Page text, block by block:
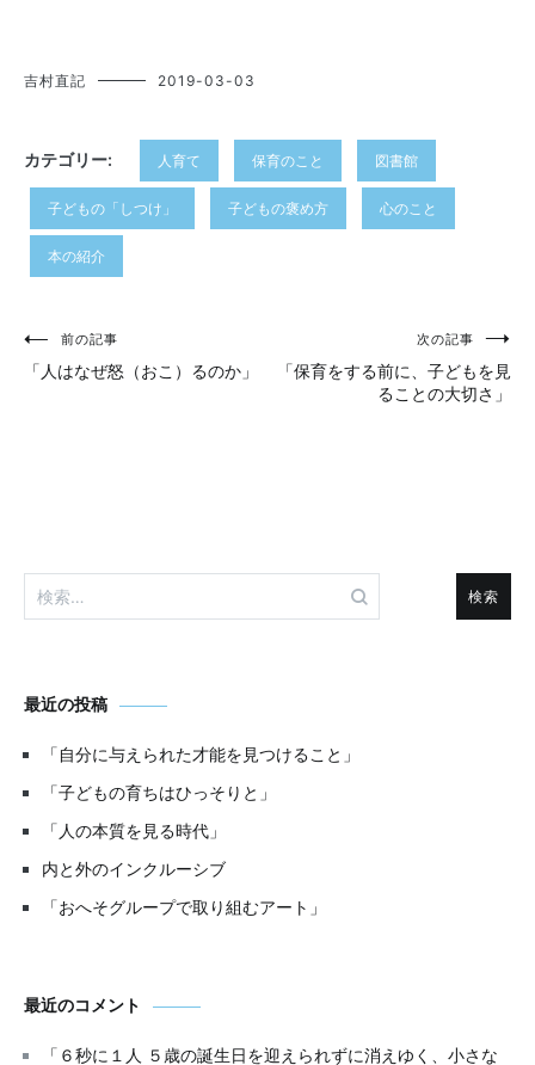
吉村直記 2019-03-03
カテゴリー: 人育て 保育のこと 図書館
子どもの「しつけ」 子どもの褒め方 心のこと
本の紹介
投
稿
ー
シ
ン
前の記事
「人はなぜ怒（おこ）るのか」
次の記事
「保育をする前に、子どもを見
ることの大切さ」
検
索:
最近の投稿
「自分に与えられた才能を見つけること」
「子どもの育ちはひっそりと」
「人の本質を見る時代」
内と外のインクルーシブ
「おへそグループで取り組むアート」
最近のコメント
「６秒に１人 ５歳の誕生日を迎えられずに消えゆく、小さな